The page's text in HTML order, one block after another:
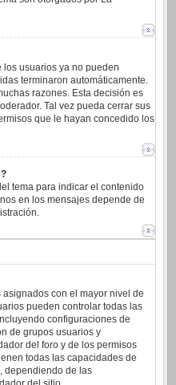
los usuarios ya no pueden
terminaron automáticamente.
razones. Esta decisión es
Tal vez pueda cerrar sus
que le hayan concedido los
tema para indicar el contenido
en los mensajes depende de
con el mayor nivel de
pueden controlar todas las
configuraciones de
de grupos usuarios y
del foro y de los permisos
todas las capacidades de
dependiendo de las